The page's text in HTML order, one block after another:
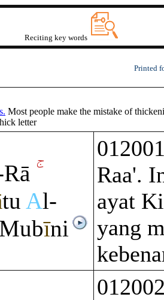
Reciting key words
Printed
Most people make the mistake of
letter
Rā
tu Al-
īni
Raa'.
ayat
yang